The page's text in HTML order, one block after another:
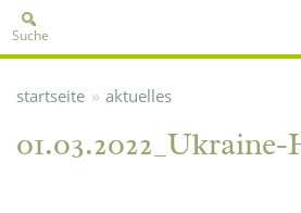
Suche
startseite » aktuelles